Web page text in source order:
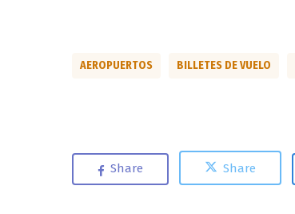
AEROPUERTOS BILLETES DE VUELO
Share Share